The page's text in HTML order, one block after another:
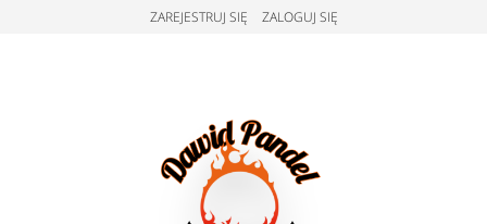
ZAREJESTRUJ SIĘ ZALOGUJ SIĘ